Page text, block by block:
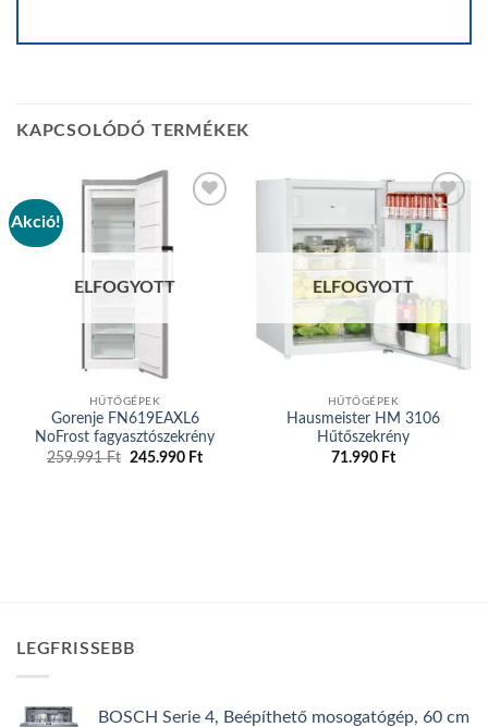
KAPCSOLÓDÓ TERMÉKEK
Akció!
ELFOGYOTT
HŰTŐGÉPEK
Gorenje FN619EAXL6
NoFrost fagyasztószekrény
259.991Ft
Original
245.990 FtCurrent
Add to
wishlist
ELFOGYOTT
HŰTŐGÉPEK
Hausmeister HM 3106
Hűtőszekrény
71.990 Ft
LEGFRISSEBB
BOSCH Serie 4, Beépíthető mosogatógép, 60 cm